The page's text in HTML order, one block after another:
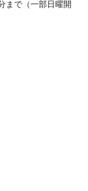
まで（一部日曜開